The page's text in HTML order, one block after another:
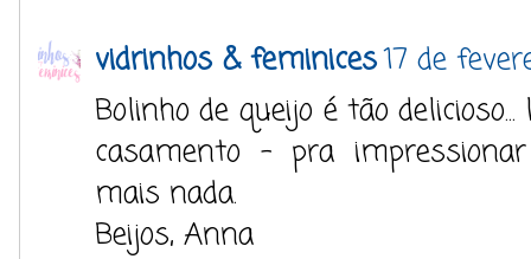
vidrinhos & feminices17 de
Bolinho de queijo é tão
casamento - pra
mais nada.
Beijos, Anna